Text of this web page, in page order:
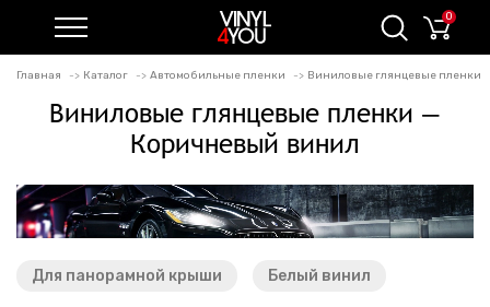
0
Главная Каталог Автомобильные пленки Виниловые глянцевые пленки
Виниловые глянцевые пленки —
Коричневый винил
Для панорамной крыши Белый винил